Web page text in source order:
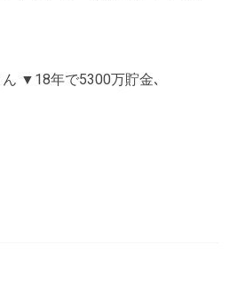
▼18年で5300万貯金､